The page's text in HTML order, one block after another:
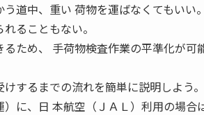
道中、重い 荷物を運ばなくてもいい。
ることもない。
ため、 手荷物検査作業の平準化が可
するまでの流れを簡単に説明しよう。
に、日 本航空（ＪＡＬ）利用の場合